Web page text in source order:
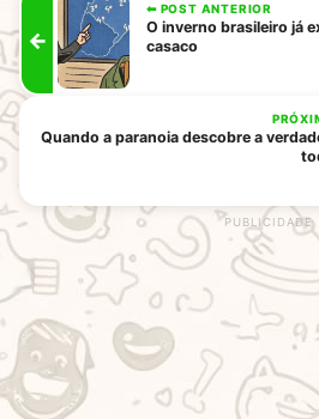
←
⬅ POST ANTERIOR
O inverno brasileiro já
casaco
Quando a paranoia descobre a
rodape